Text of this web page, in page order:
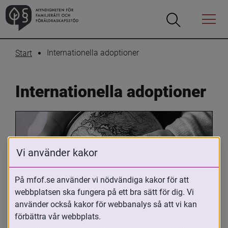
Öppna
Öppna
Menyn
Start Internationella adoptioner
Internationella adoptioner
Oavsett om du är adopterad,
adoptivförälder eller arbetar med
Vi använder kakor
På mfof.se använder vi nödvändiga kakor för att
webbplatsen ska fungera på ett bra sätt för dig. Vi
använder också kakor för webbanalys så att vi kan
förbättra vår webbplats.